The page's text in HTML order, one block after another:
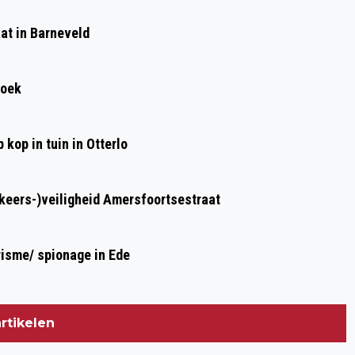
CENTRAAL – EDE-WAGENINGEN DOOR
in Barneveld
kop in tuin in Otterlo
)veiligheid Amersfoortsestraat
spionage in Ede